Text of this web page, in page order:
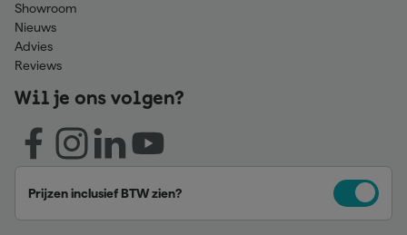
Showroom
Nieuws
Advies
Reviews
Wil je ons volgen?
Prijzen inclusief BTW zien?